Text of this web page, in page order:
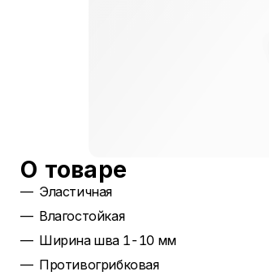
О товаре
Эластичная
Влагостойкая
Ширина шва 1-10 мм
Противогрибковая